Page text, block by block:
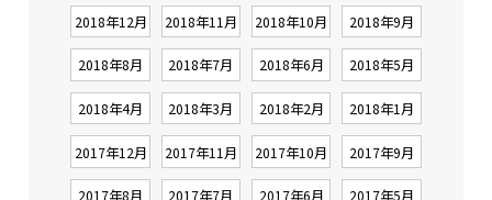
2018年12月 2018年11月 2018年10月 2018年9月
2018年8月 2018年7月 2018年6月 2018年5月
2018年4月 2018年3月 2018年2月 2018年1月
2017年12月 2017年11月 2017年10月 2017年9月
2017年8月 2017年7月 2017年6月 2017年5月